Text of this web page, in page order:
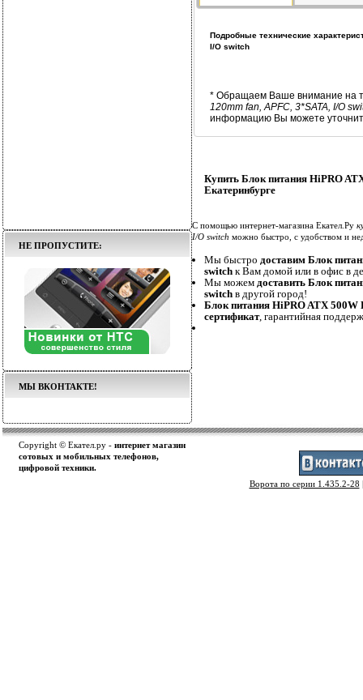
НЕ ПРОПУСТИТЕ:
МЫ ВКОНТАКТЕ!
Подробные технические
I/O switch
* Обращаем Ваше внимание на
120mm fan, APFC, 3*SATA, I/O
информацию Вы можете
Купить Блок питания HiPRO
Екатеринбурге
С помощью интернет-магазина Екател.Ру
I/O switch можно быстро, с удобством и
Мы быстро доставим Блок
switch к Вам домой или в офис в
Мы можем доставить Блок
switch в другой город!
Блок питания HiPRO ATX 500W
сертификат, гарантийная
Copyright © Екател.ру - интернет магазин
сотовых и мобильных телефонов,
цифровой техники.
Ворота по серии 1.435.2-28